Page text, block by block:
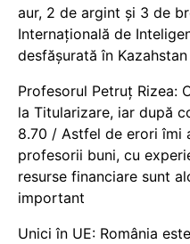
aur, 2 de argint și 3 de
Internațională de
desfășurată în Kazahstan
Profesorul Petruț Rizea:
la Titularizare, iar după
8.70 / Astfel de erori îmi
profesorii buni, cu
resurse financiare sunt
important
Unici în UE: România